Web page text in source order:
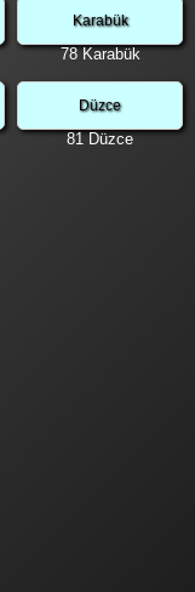
Karabük
78 Karabük
Düzce
81 Düzce